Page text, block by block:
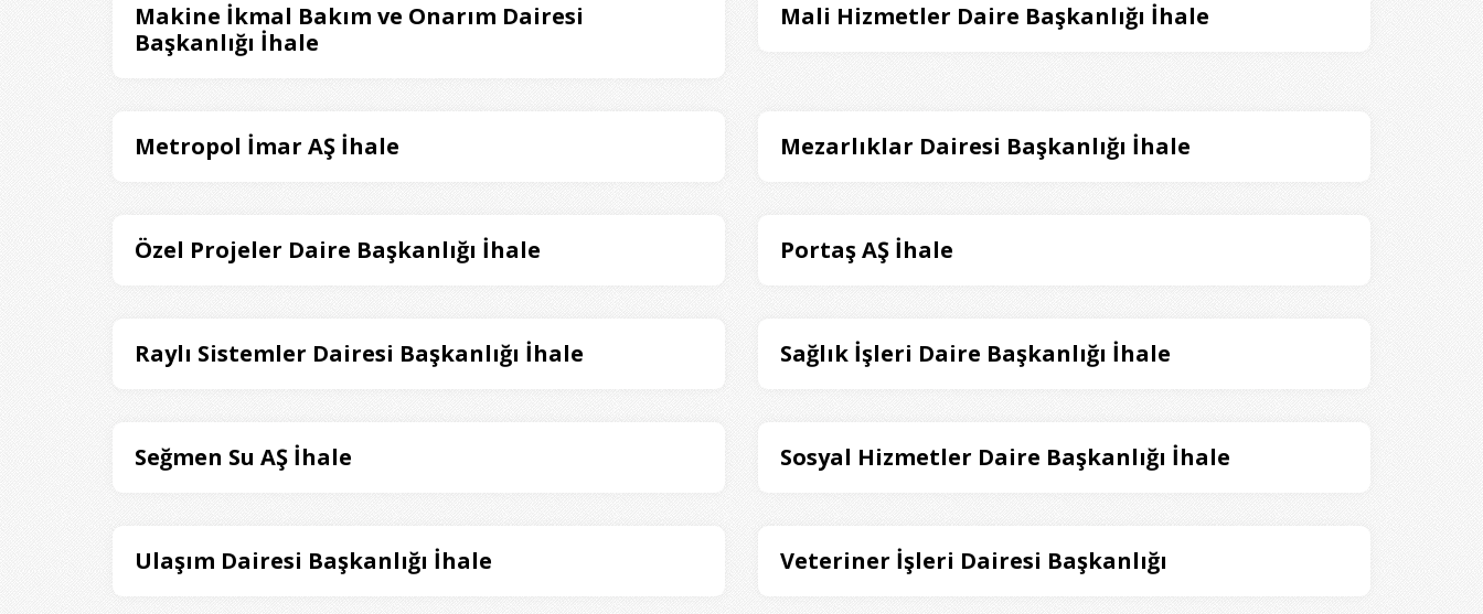
Makine İkmal Bakım ve Onarım Dairesi
Başkanlığı İhale
Mali Hizmetler Daire Başkanlığı İhale
Metropol İmar AŞ İhale Mezarlıklar Dairesi Başkanlığı İhale
Özel Projeler Daire Başkanlığı İhale Portaş AŞ İhale
Raylı Sistemler Dairesi Başkanlığı İhale Sağlık İşleri Daire Başkanlığı İhale
Seğmen Su AŞ İhale Sosyal Hizmetler Daire Başkanlığı İhale
Ulaşım Dairesi Başkanlığı İhale Veteriner İşleri Dairesi Başkanlığı